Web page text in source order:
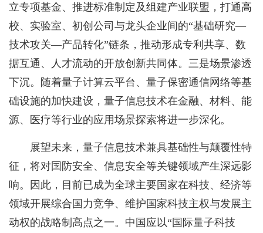
立专项基金、推进标准制定及组建产业联盟，打通高
校、实验室、初创公司与龙头企业间的“基础研究—
技术攻关—产品转化”链条，推动形成专利共享、数
据互通、人才流动的开放创新共同体。三是场景渗透
下沉。随着量子计算云平台、量子保密通信网络等基
础设施的加快建设，量子信息技术在金融、材料、能
源、医疗等行业的应用场景探索将进一步深化。
展望未来，量子信息技术兼具基础性与颠覆性特
征，将对国防安全、信息安全等关键领域产生深远影
响。因此，目前已成为全球主要国家在科技、经济等
领域开展综合国力竞争、维护国家科技主权与发展主
动权的战略制高点之一。中国应以“国际量子科技